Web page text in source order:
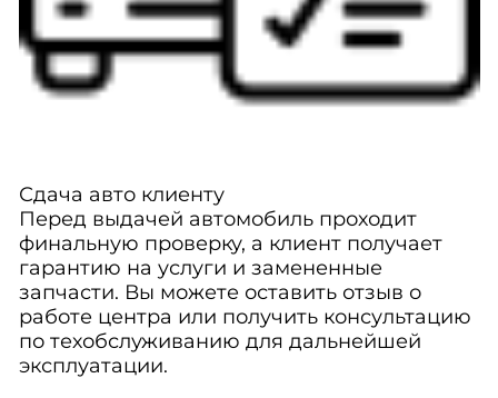
Сдача авто клиенту
Перед выдачей автомобиль проходит
финальную проверку, а клиент получает
гарантию на услуги и замененные
запчасти. Вы можете оставить отзыв о
работе центра или получить консультацию
по техобслуживанию для дальнейшей
эксплуатации.